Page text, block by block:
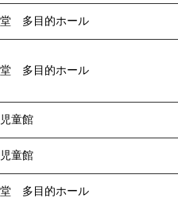
多目的ホール
多目的ホール
童館
童館
多目的ホール